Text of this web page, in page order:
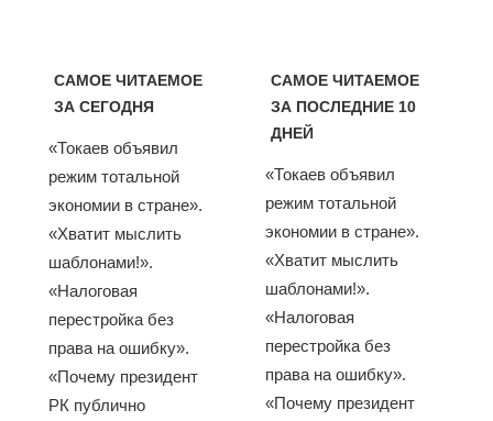
САМОЕ ЧИТАЕМОЕ
ЗА СЕГОДНЯ
«Токаев объявил
режим тотальной
экономии в стране».
«Хватит мыслить
шаблонами!».
«Налоговая
перестройка без
права на ошибку».
«Почему президент
РК публично
САМОЕ ЧИТАЕМОЕ
ЗА ПОСЛЕДНИЕ 10
ДНЕЙ
«Токаев объявил
режим тотальной
экономии в стране».
«Хватит мыслить
шаблонами!».
«Налоговая
перестройка без
права на ошибку».
«Почему президент